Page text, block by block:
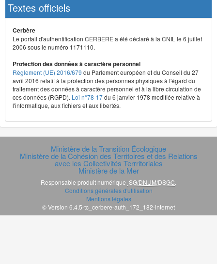
Textes officiels
Cerbère
Le portail d'authentification CERBERE a été déclaré à la CNIL le 6 juillet
2006 sous le numéro 1171110.
Protection des données à caractère personnel
Règlement (UE) 2016/679 du Parlement européen et du Conseil du 27
avril 2016 relatif à la protection des personnes physiques à l'égard du
traitement des données à caractère personnel et à la libre circulation de
ces données (RGPD). Loi n°78-17du 6 janvier 1978 modifiée relative à
l'informatique, aux fichiers et aux libertés.
Ministère de la Transition Écologique
Ministère de la Cohésion des Territoires et des Relations
avec les Collectivités Terrritoriales
Ministère de la Mer
Responsable produit numérique SG/DNUM/DSGC
Conditions générales d'utilisation
Mentions légales
© Version 6.4.5-tc_cerbere-auth_172_182-internet